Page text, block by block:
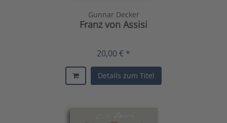
Gunnar Decker
Franz von Assisi
20,00 € *
Details zum Titel